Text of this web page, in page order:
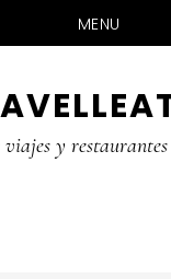
MENU
viajes y